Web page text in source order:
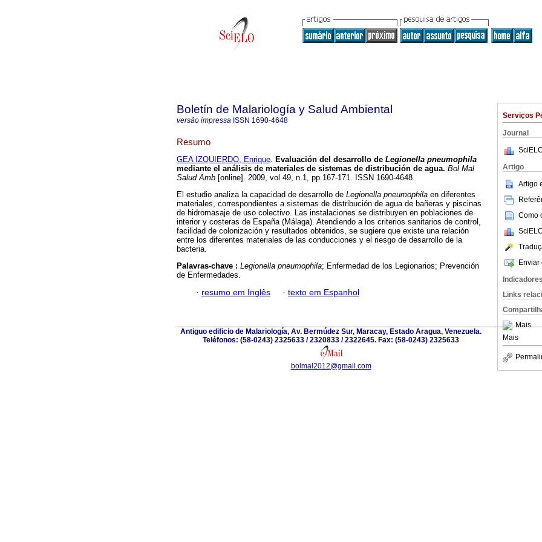
Serviços
Journal
Artigo
Artigo
Como
Enviar
Indicadores
Links
Mais
Mais
Boletín de Malariología y Salud Ambiental
versão impressa ISSN 1690-4648
Resumo
GEA IZQUIERDO, Enrique. Evaluación del desarrollo de Legionella pneumophila
mediante el análisis de materiales de sistemas de distribución de agua. Bol Mal
Salud Amb [online]. 2009, vol.49, n.1, pp.167-171. ISSN 1690-4648.
El estudio analiza la capacidad de desarrollo de Legionella pneumophila en diferentes
materiales, correspondientes a sistemas de distribución de agua de bañeras y piscinas
de hidromasaje de uso colectivo. Las instalaciones se distribuyen en poblaciones de
interior y costeras de España (Málaga). Atendiendo a los criterios sanitarios de control,
facilidad de colonización y resultados obtenidos, se sugiere que existe una relación
entre los diferentes materiales de las conducciones y el riesgo de desarrollo de la
bacteria.
Palavras-chave : Legionella pneumophila; Enfermedad de los Legionarios; Prevención
de Enfermedades.
· resumo em Inglês · texto em Espanhol
Antiguo edificio de Malariología, Av. Bermúdez Sur, Maracay, Estado Aragua, Venezuela.
Teléfonos: (58-0243) 2325633 / 2320833 / 2322645. Fax: (58-0243) 2325633
bolmal2012@gmail.com